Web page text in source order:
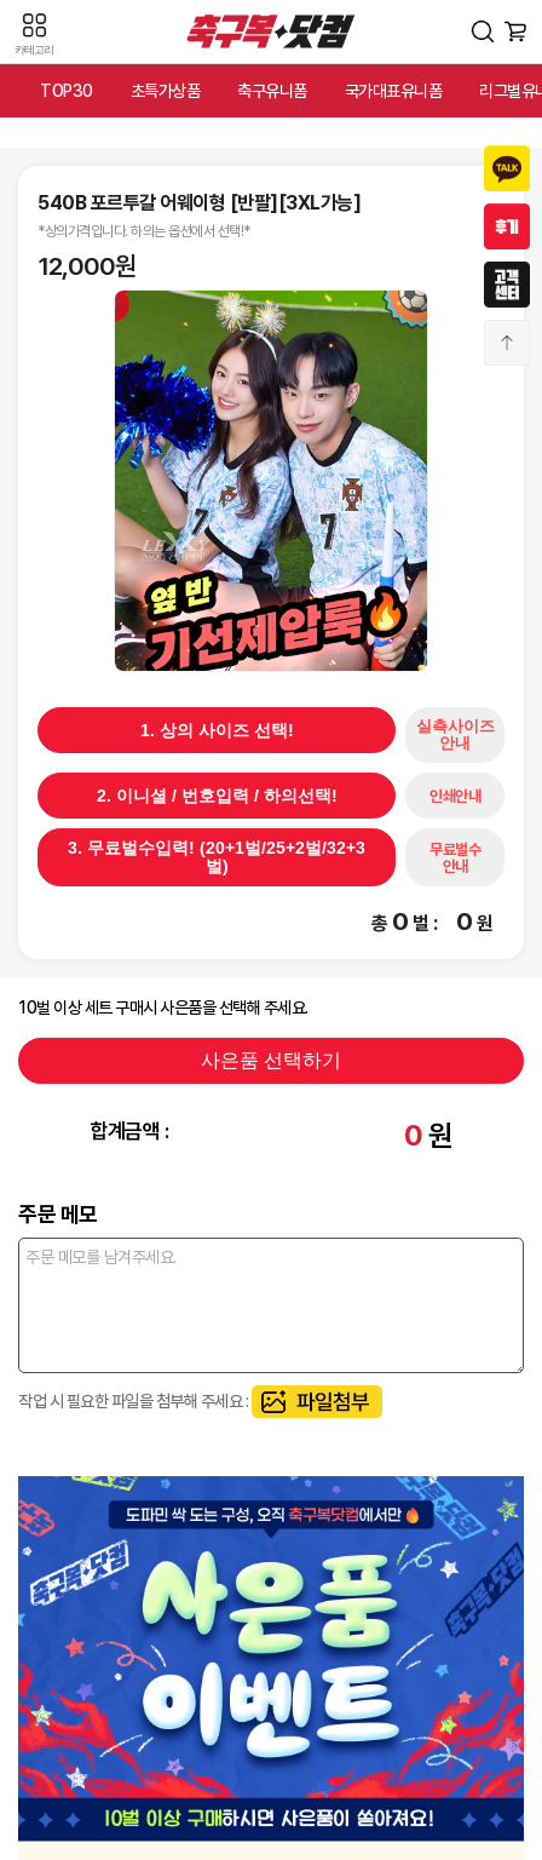
카테고리
TOP30 초특가상품 축구유니폼 국가대표유니폼 리그별유
540B 포르투갈 어웨이형 [반팔][3XL가능]
*상의가격입니다. 하의는 옵션에서 선택!*
12,000원
1. 상의 사이즈 선택!
실측사이즈
안내
2. 이니셜 / 번호입력 / 하의선택! 인쇄안내
3. 무료벌수입력! (20+1벌/25+2벌/32+3
벌)
무료벌수
안내
총 0 벌 : 0원
10벌 이상 세트 구매시 사은품을 선택해 주세요.
사은품 선택하기
합계금액 : 0원
주문 메모
작업 시 필요한 파일을 첨부해 주세요 :